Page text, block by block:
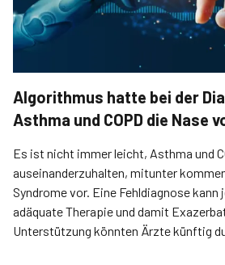
Algorithmus hatte bei der
Asthma und COPD die Nase
Es ist nicht immer leicht, Asthma und
auseinanderzuhalten, mitunter
Syndrome vor. Eine Fehldiagnose
adäquate Therapie und damit
Unterstützung könnten Ärzte künftig